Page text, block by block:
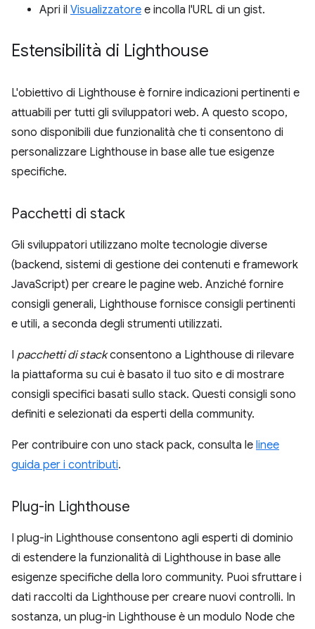
Apri il Visualizzatore e incolla l'URL di un gist.
Estensibilità di Lighthouse
L'obiettivo di Lighthouse è fornire indicazioni pertinenti e
attuabili per tutti gli sviluppatori web. A questo scopo,
sono disponibili due funzionalità che ti consentono di
personalizzare Lighthouse in base alle tue esigenze
specifiche.
Pacchetti di stack
Gli sviluppatori utilizzano molte tecnologie diverse
(backend, sistemi di gestione dei contenuti e framework
JavaScript) per creare le pagine web. Anziché fornire
consigli generali, Lighthouse fornisce consigli pertinenti
e utili, a seconda degli strumenti utilizzati.
I pacchetti di stackconsentono a Lighthouse di rilevare
la piattaforma su cui è basato il tuo sito e di mostrare
consigli specifici basati sullo stack. Questi consigli sono
definiti e selezionati da esperti della community.
Per contribuire con uno stack pack, consulta le linee
guida per i contributi.
Plug-in Lighthouse
I plug-in Lighthouse consentono agli esperti di dominio
di estendere la funzionalità di Lighthouse in base alle
esigenze specifiche della loro community. Puoi sfruttare i
dati raccolti da Lighthouse per creare nuovi controlli. In
sostanza, un plug-in Lighthouse è un modulo Node che